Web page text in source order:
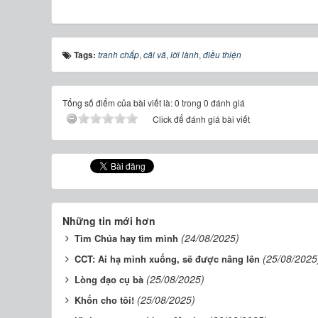
Tags: tranh chấp, cãi vã, lời lành, điều thiện
Tổng số điểm của bài viết là: 0 trong 0 đánh giá
Click để đánh giá bài viết
Những tin mới hơn
Tìm Chúa hay tìm mình (24/08/2025)
CCT: Ai hạ mình xuống, sẽ được nâng lên (25/08/
Lòng đạo cụ bà (25/08/2025)
Khốn cho tôi! (25/08/2025)